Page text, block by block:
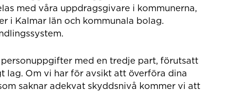
med våra uppdragsgivare i kommunerna,
i Kalmar län och kommunala bolag.
med en tredje part, förutsatt
lag. Om vi har för avsikt att överföra dina
saknar adekvat skyddsnivå kommer vi att